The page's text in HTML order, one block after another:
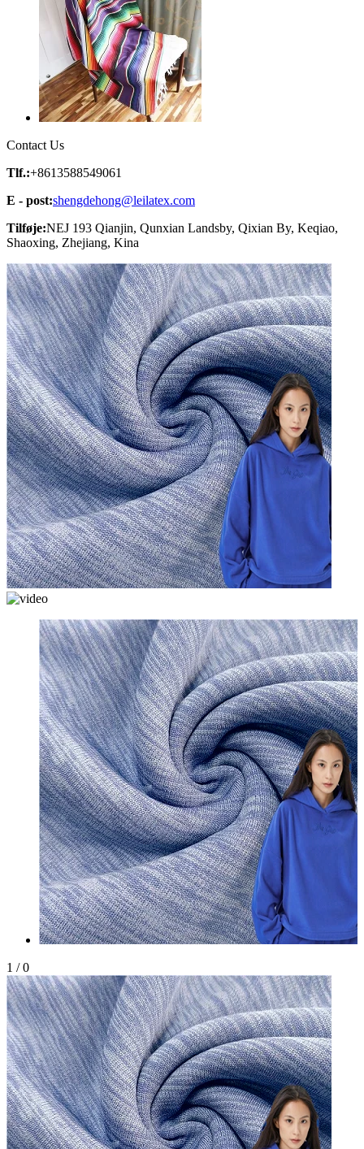
Contact Us
Tlf.:+8613588549061
E - post:shengdehong@leilatex.com
Tilføje:NEJ 193 Qianjin, Qunxian Landsby, Qixian By, Keqiao,
Shaoxing, Zhejiang, Kina
1 / 0